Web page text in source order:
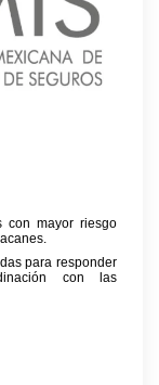
con mayor riesgo
para responder
con las